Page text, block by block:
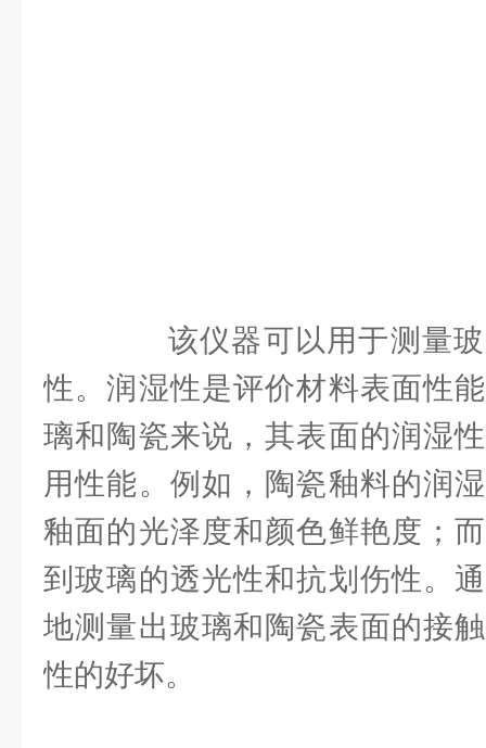
该仪器可以用于测量玻
性。润湿性是评价材料表面性
璃和陶瓷来说，其表面的润湿
用性能。例如，陶瓷釉料的润
釉面的光泽度和颜色鲜艳度；
到玻璃的透光性和抗划伤性。
地测量出玻璃和陶瓷表面的接
性的好坏。